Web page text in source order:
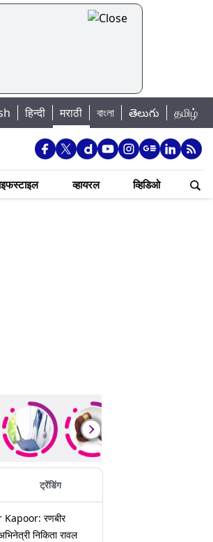
मुंबई पाणीपुरवठा अपडेट: शहरातील 7
हिन्दी मराठी বাংলা తెలుగు தமிழ்
व्हायरल व्हिडिओ
ट्रेंडिंग
रणबीर
निकिता रावल